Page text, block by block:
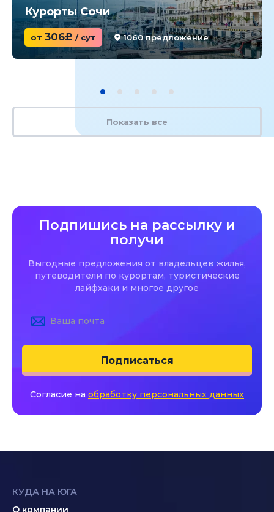
Курорты Сочи
от 306c / сут 1060 предложение
Показать все
Подпишись на рассылку и
получи
Выгодные предложения от владельцев жилья,
путеводители по курортам, туристические
лайфхаки и многое другое
Подписаться
Согласие на обработку персональных данных
КУДА НА ЮГА